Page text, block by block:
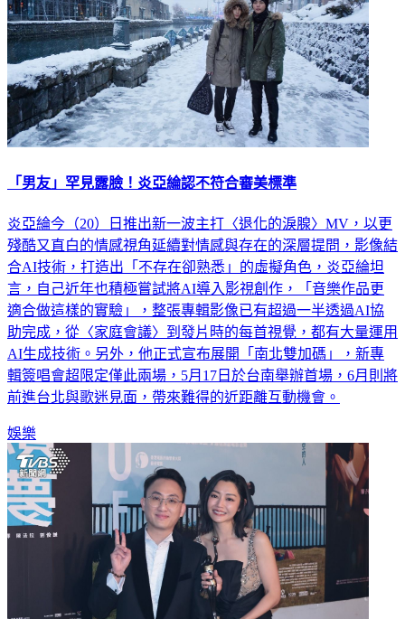
「男友」罕見露臉！炎亞綸認不符合審美標準
炎亞綸今（20）日推出新一波主打〈退化的淚腺〉MV，以更
殘酷又直白的情感視角延續對情感與存在的深層提問，影像結
合AI技術，打造出「不存在卻熟悉」的虛擬角色，炎亞綸坦
言，自己近年也積極嘗試將AI導入影視創作，「音樂作品更
適合做這樣的實驗」，整張專輯影像已有超過一半透過AI協
助完成，從〈家庭會議〉到發片時的每首視覺，都有大量運用
AI生成技術。另外，他正式宣布展開「南北雙加碼」，新專
輯簽唱會超限定僅此兩場，5月17日於台南舉辦首場，6月則將
前進台北與歌迷見面，帶來難得的近距離互動機會。
娛樂